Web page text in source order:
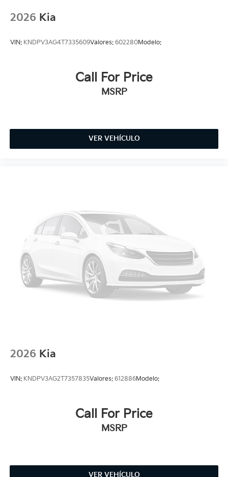
2026 Kia
VIN: KNDPV3AG4T7335609Valores: 602280Modelo:
Call For Price
MSRP
VER VEHÍCULO
2026 Kia
VIN: KNDPV3AG2T7357835Valores: 612886Modelo:
Call For Price
MSRP
VER VEHÍCULO